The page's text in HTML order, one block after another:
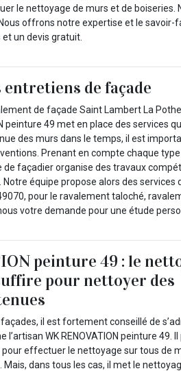
le nettoyage de murs et de boiseries.
offrons notre expertise et le savoir-
un devis gratuit.
entretiens de façade
de façade Saint Lambert La
peinture 49 met en place des services
des murs dans le temps, il est
Prenant en compte chaque
de façadier organise des travaux
équipe propose alors des services
pour le ravalement taloché,
votre demande pour une étude
peinture 49 : le
pour nettoyer des
il est fortement conseillé de
WK RENOVATION peinture 49.
pour effectuer le nettoyage sur tous de
dans tous les cas, il met le